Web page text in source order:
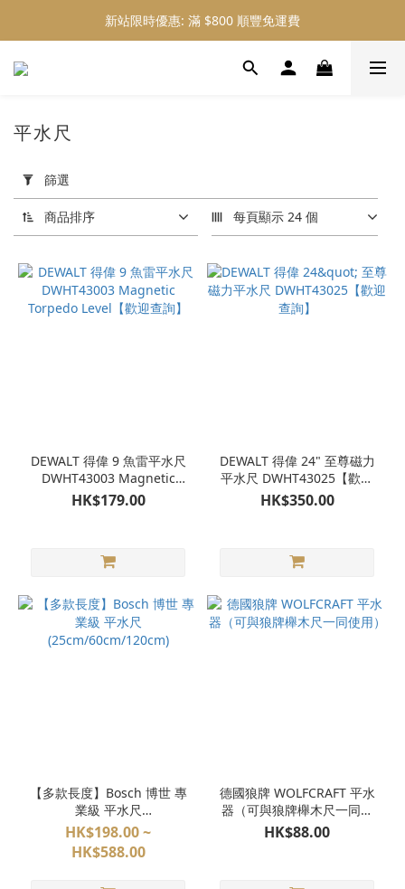
新站限時優惠: 會員購物 4% 回贈
新站限時優惠: 滿 $800 順豐免運費
新站限時優惠: 會員購物 4% 回贈
用
篩
選
(0/20)
價格
(HK$)
平水尺
篩選
商品排序 每頁顯示 24 個
DEWALT 得偉 9 魚雷平水尺
DWHT43003 Magnetic
Torpedo Level【歡迎查詢】
HK$179.00
DEWALT 得偉 24" 至尊磁力
平水尺 DWHT43025【歡迎
查詢】
HK$350.00
【多款長度】Bosch 博世 專
業級 平水尺
(25cm/60cm/120cm)
HK$198.00 ~
HK$588.00
德國狼牌 WOLFCRAFT 平水
器（可與狼牌櫸木尺一同使
用）
HK$88.00